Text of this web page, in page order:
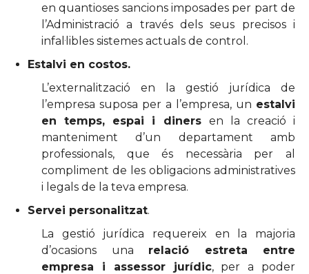
en quantioses sancions imposades per part de
l’Administració a través dels seus precisos i
infal·libles sistemes actuals de control.
Estalvi en costos.
L’externalització en la gestió jurídica de
l’empresa suposa per a l’empresa, un estalvi
en temps, espai i diners en la creació i
manteniment d’un departament amb
professionals, que és necessària per al
compliment de les obligacions administratives
i legals de la teva empresa.
Servei personalitzat.
La gestió jurídica requereix en la majoria
d’ocasions una relació estreta entre
empresa i assessor jurídic, per a poder